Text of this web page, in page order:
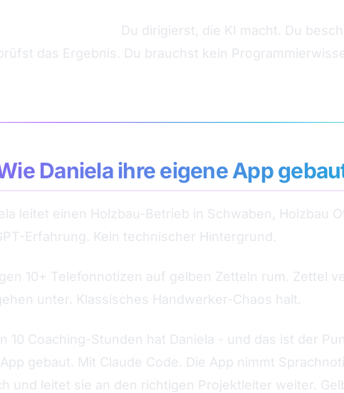
Du dirigierst, die KI macht. Du
das Ergebnis. Du brauchst kein
Daniela ihre eigene App
leitet einen Holzbau-Betrieb in Schwaben, Holzbau
Erfahrung. Kein technischer Hintergrund.
10+ Telefonnotizen auf gelben Zetteln rum. Zettel
unter. Klassisches Handwerker-Chaos halt.
10 Coaching-Stunden hat Daniela - und das ist der
gebaut. Mit Claude Code. Die App nimmt
und leitet sie an den richtigen Projektleiter weiter.